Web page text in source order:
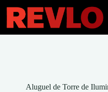
para
conteúdo
Aluguel de Torre de